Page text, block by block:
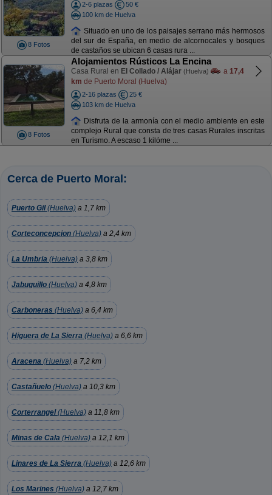
8 Fotos
2-6 plazas
50 €
100 km de Huelva
Situado en uno de los paisajes serrano más hermosos
del sur de España, en medio de alcornocales y bosques
de castaños se ubican 6 casas rura ...
8 Fotos
Alojamientos Rústicos La Encina
Casa Rural en El Collado / Alájar (Huelva) a 17,4
km de Puerto Moral (Huelva)
2-16 plazas
25 €
103 km de Huelva
Disfruta de la armonía con el medio ambiente en este
complejo Rural que consta de tres casas Rurales inscritas
en Turismo. A escaso 1 kilóme ...
Cerca de Puerto Moral:
Puerto Gil(Huelva) a 1,7 km
Corteconcepcion (Huelva) a 2,4 km
La Umbria (Huelva) a 3,8 km
Jabuguillo (Huelva) a 4,8 km
Carboneras (Huelva) a 6,4 km
Higuera de La Sierra (Huelva) a 6,6 km
Aracena (Huelva) a 7,2 km
Castañuelo (Huelva) a 10,3 km
Corterrangel(Huelva) a 11,8 km
Minas de Cala (Huelva) a 12,1 km
Linares de La Sierra (Huelva) a 12,6 km
Los Marines (Huelva) a 12,7 km